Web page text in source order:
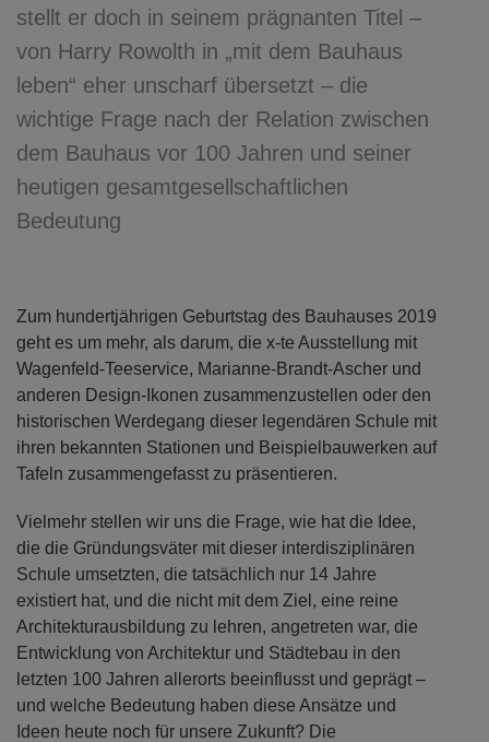
stellt er doch in seinem prägnanten Titel –
von Harry Rowolth in „mit dem Bauhaus
leben“ eher unscharf übersetzt – die
wichtige Frage nach der Relation zwischen
dem Bauhaus vor 100 Jahren und seiner
heutigen gesamtgesellschaftlichen
Bedeutung
Zum hundertjährigen Geburtstag des Bauhauses 2019
geht es um mehr, als darum, die x-te Ausstellung mit
Wagenfeld-Teeservice, Marianne-Brandt-Ascher und
anderen Design-Ikonen zusammenzustellen oder den
historischen Werdegang dieser legendären Schule mit
ihren bekannten Stationen und Beispielbauwerken auf
Tafeln zusammengefasst zu präsentieren.
Vielmehr stellen wir uns die Frage, wie hat die Idee,
die die Gründungsväter mit dieser interdisziplinären
Schule umsetzten, die tatsächlich nur 14 Jahre
existiert hat, und die nicht mit dem Ziel, eine reine
Architekturausbildung zu lehren, angetreten war, die
Entwicklung von Architektur und Städtebau in den
letzten 100 Jahren allerorts beeinflusst und geprägt –
und welche Bedeutung haben diese Ansätze und
Ideen heute noch für unsere Zukunft? Die